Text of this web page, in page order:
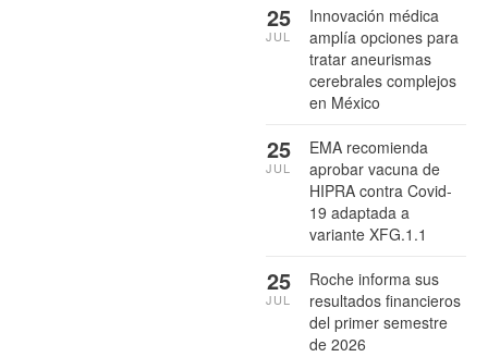
Innovación médica
amplía opciones para
tratar aneurismas
cerebrales complejos
en México
25
JUL
EMA recomienda
aprobar vacuna de
HIPRA contra Covid-
19 adaptada a
variante XFG.1.1
25
JUL
Roche informa sus
resultados financieros
del primer semestre
de 2026
25
JUL